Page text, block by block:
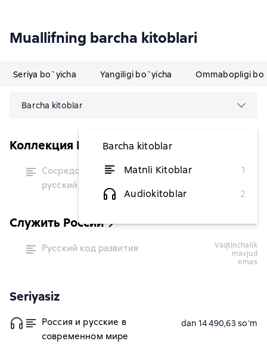
Muallifning barcha kitoblari
Seriya bo`yicha Yangiligi bo`yicha Ommabopligi
Barcha kitoblar
Barcha kitoblar
Matnli Kitoblar
1
Audiokitoblar
2
Коллекция Изборского клуба
Сосредоточение России. Битва за
русский мир
mavjud
Служить России
Русский код развития
vaqtinchalik
mavjud
emas
Seriyasiz
Россия и русские в
современном мире
dan 14 490,63 soʻm